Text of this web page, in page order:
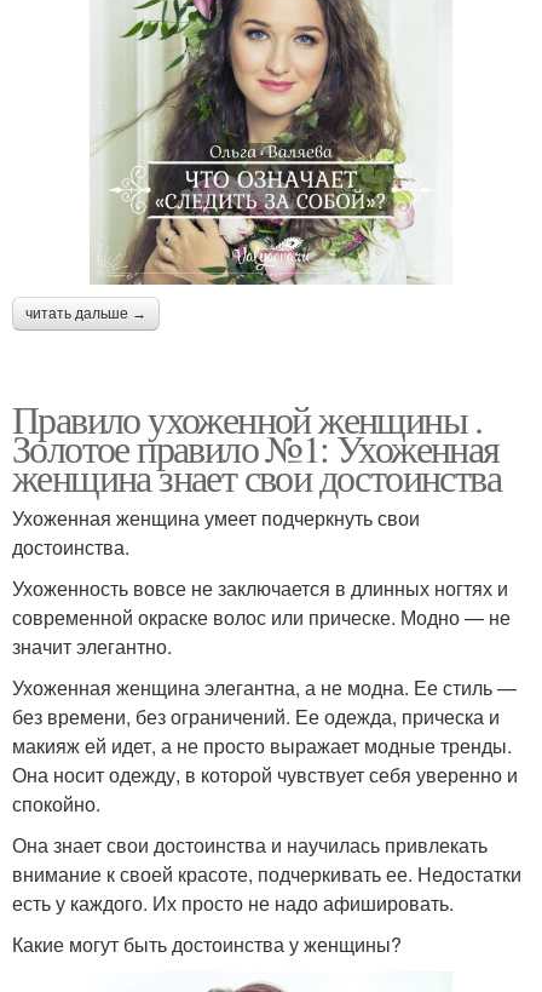
читать дальше →
Правило ухоженной женщины .
Золотое правило №1: Ухоженная
женщина знает свои достоинства
Ухоженная женщина умеет подчеркнуть свои
достоинства.
Ухоженность вовсе не заключается в длинных ногтях и
современной окраске волос или прическе. Модно — не
значит элегантно.
Ухоженная женщина элегантна, а не модна. Ее стиль —
без времени, без ограничений. Ее одежда, прическа и
макияж ей идет, а не просто выражает модные тренды.
Она носит одежду, в которой чувствует себя уверенно и
спокойно.
Она знает свои достоинства и научилась привлекать
внимание к своей красоте, подчеркивать ее. Недостатки
есть у каждого. Их просто не надо афишировать.
Какие могут быть достоинства у женщины?